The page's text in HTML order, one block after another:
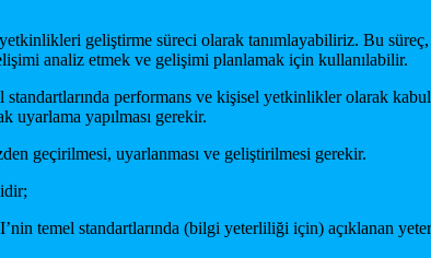
geliştirme süreci olarak tanımlayabiliriz. Bu
analiz etmek ve gelişimi planlamak için kullanılabilir.
performans ve kişisel yetkinlikler olarak
uyarlama yapılması gerekir.
geçirilmesi, uyarlanması ve geliştirilmesi gerekir.
temel standartlarında (bilgi yeterliliği için) açıklanan